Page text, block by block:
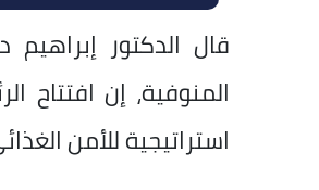
قال الدكتور
المنوفية، إن افتتاح
استراتيجية للأمن